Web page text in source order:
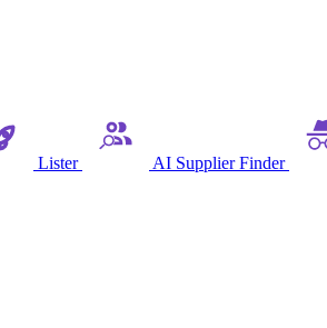
Lister AI Supplier Finder